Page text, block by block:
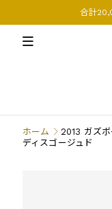
合計
ホーム
2013 ガズボ
ディスゴージュド